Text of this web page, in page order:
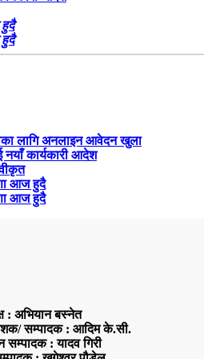
हुदै
हुदै
लागि अनलाइन आवेदन खुला
नयाँ कार्यकारी आदेश
आज हुदै
आज हुदै
: अभियान बस्नेत
सम्पादक : आदिम के.सी.
सम्पादक : यादव गिरी